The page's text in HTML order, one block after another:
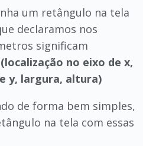
um retângulo na tela
declaramos nos
significam
no eixo de x,
y, largura, altura)
de forma bem simples,
na tela com essas